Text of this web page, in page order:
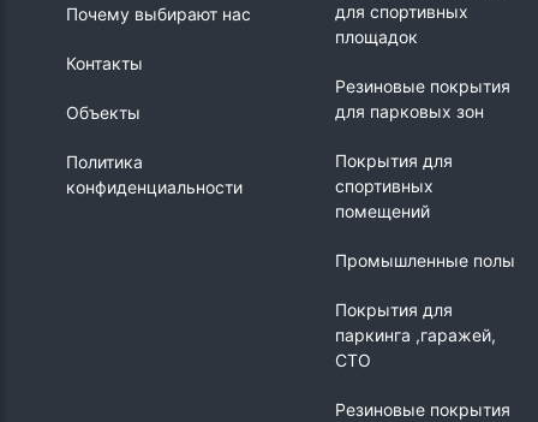
Почему выбирают нас
Контакты
Объекты
Политика
конфиденциальности
для спортивных
площадок
Резиновые покрытия
для парковых зон
Покрытия для
спортивных
помещений
Промышленные полы
Покрытия для
паркинга ,гаражей,
СТО
Резиновые покрытия